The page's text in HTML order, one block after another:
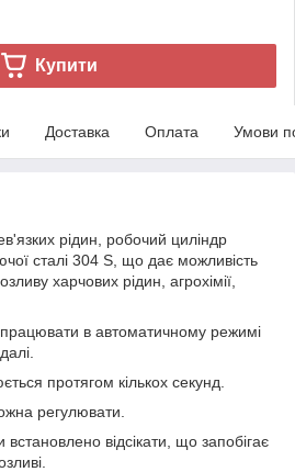
Купити
Доставка Оплата Умови
рідин, робочий циліндр
сталі 304 S, що дає можливість
харчових рідин, агрохімії,
в автоматичному режимі
протягом кількох секунд.
регулювати.
відсікати, що запобігає